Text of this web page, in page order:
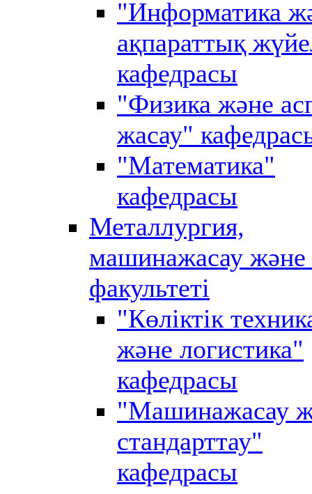
"Информатика
ақпараттық
кафедрасы
"Физика және
жасау"
"Математика"
кафедрасы
Металлургия,
машинажасау және
факультеті
"Көліктік
және логистика"
кафедрасы
"Машинажасау
стандарттау"
кафедрасы